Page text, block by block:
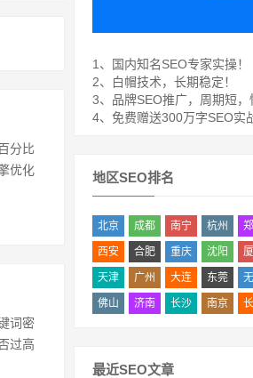
分比
优化
词密
过高
1、国内知名SEO专家实操！
2、白帽技术，长期稳定！
3、品牌SEO推广，周期短，
4、免费赠送300万字SEO实
地区SEO排名
北京 成都 南宁 杭州
西安 合肥 重庆 沈阳 厦
天津 广州 大连 东莞
佛山 济南 长沙 南京
最近SEO文章